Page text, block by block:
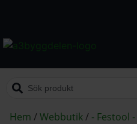
Hem /Webbutik/ - Festool -